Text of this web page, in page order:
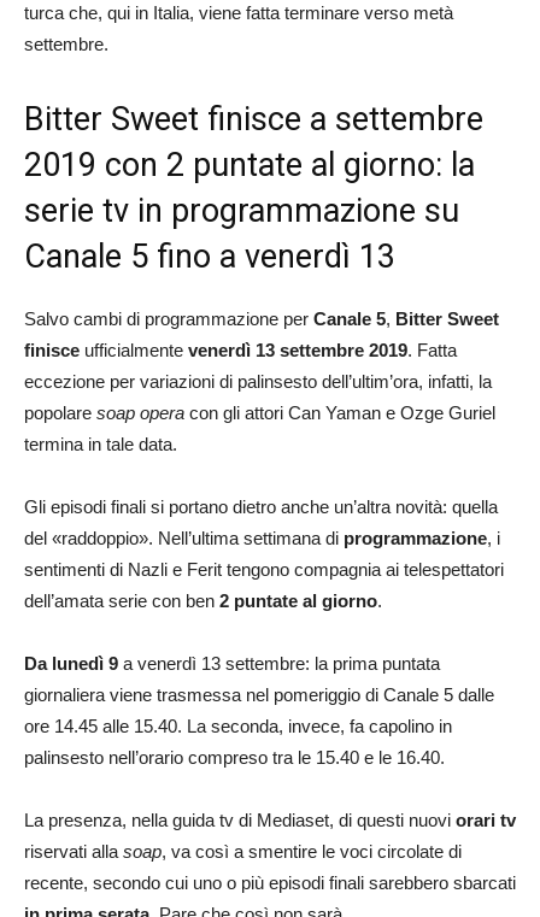
turca che, qui in Italia, viene fatta terminare verso metà
settembre.
Bitter Sweet finisce a settembre
2019 con 2 puntate al giorno: la
serie tv in programmazione su
Canale 5 fino a venerdì 13
Salvo cambi di programmazione per Canale 5, Bitter Sweet
finisce ufficialmente venerdì 13 settembre 2019. Fatta
eccezione per variazioni di palinsesto dell’ultim’ora, infatti, la
popolare soap opera con gli attori Can Yaman e Ozge Guriel
termina in tale data.
Gli episodi finali si portano dietro anche un’altra novità: quella
del «raddoppio». Nell’ultima settimana di programmazione, i
sentimenti di Nazli e Ferit tengono compagnia ai telespettatori
dell’amata serie con ben 2 puntate al giorno.
Da lunedì 9 a venerdì 13 settembre: la prima puntata
giornaliera viene trasmessa nel pomeriggio di Canale 5 dalle
ore 14.45 alle 15.40. La seconda, invece, fa capolino in
palinsesto nell’orario compreso tra le 15.40 e le 16.40.
La presenza, nella guida tv di Mediaset, di questi nuovi orari tv
riservati alla soap, va così a smentire le voci circolate di
recente, secondo cui uno o più episodi finali sarebbero sbarcati